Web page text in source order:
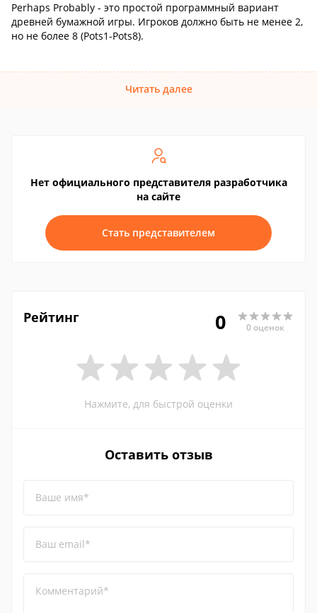
Perhaps Probably - это простой программный вариант
древней бумажной игры. Игроков должно быть не менее 2,
но не более 8 (Pots1-Pots8).
Читать далее
Нет официального представителя разработчика
на сайте
Стать представителем
Рейтинг 0 0 оценок
Нажмите, для быстрой оценки
Оставить отзыв
Ваше имя*
Ваш email*
Комментарий*